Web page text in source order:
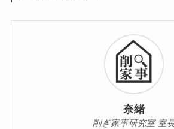
奈緒
削ぎ家事研究室 室